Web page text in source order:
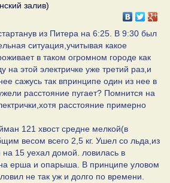
залив)
из Питера на 6:25. В 9:30 был
ситуация,учитывая какое
в таком огромном городе как
на этой электричке уже третий раз,и
сажусь так впринципе один из нее в
расстояние пугает? Помнится на
расстояние примерно
121 хвост средне мелкой(в
весом всего 2,5 кг. Ушел со льда,из
на 15 уехал домой. ловилась в
ерша и опарыша. В принципе уловом
не так уж и долго по времени.